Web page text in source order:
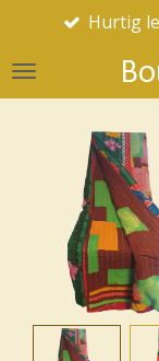
Spring
hovedindhold
Hurtig